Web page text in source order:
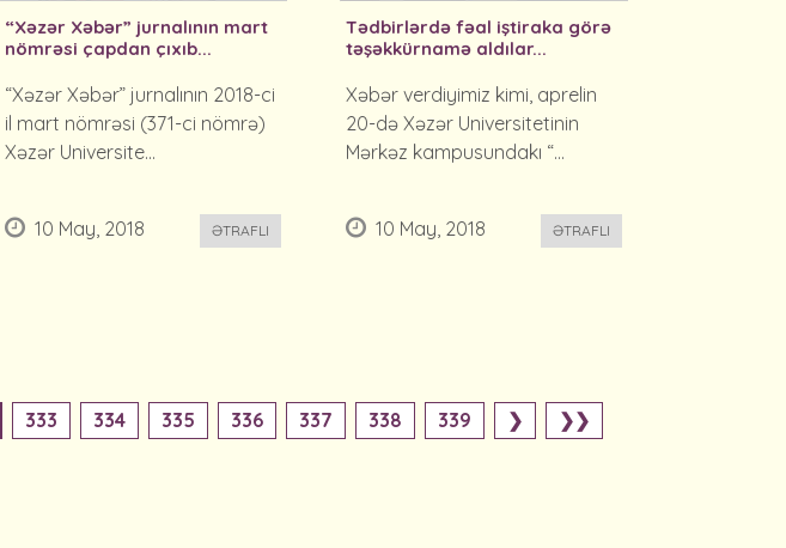
“Xəzər Xəbər” jurnalının mart
nömrəsi çapdan çıxıb...
“Xəzər Xəbər” jurnalının 2018-ci
il mart nömrəsi (371-ci nömrə)
Xəzər Universite...
10 May, 2018 ƏTRAFLI
Tədbirlərdə fəal iştiraka görə
təşəkkürnamə aldılar...
Xəbər verdiyimiz kimi, aprelin
20-də Xəzər Universitetinin
Mərkəz kampusundakı “...
10 May, 2018 ƏTRAFLI
333 334 335 336 337 338 339 ❯ ❯❯